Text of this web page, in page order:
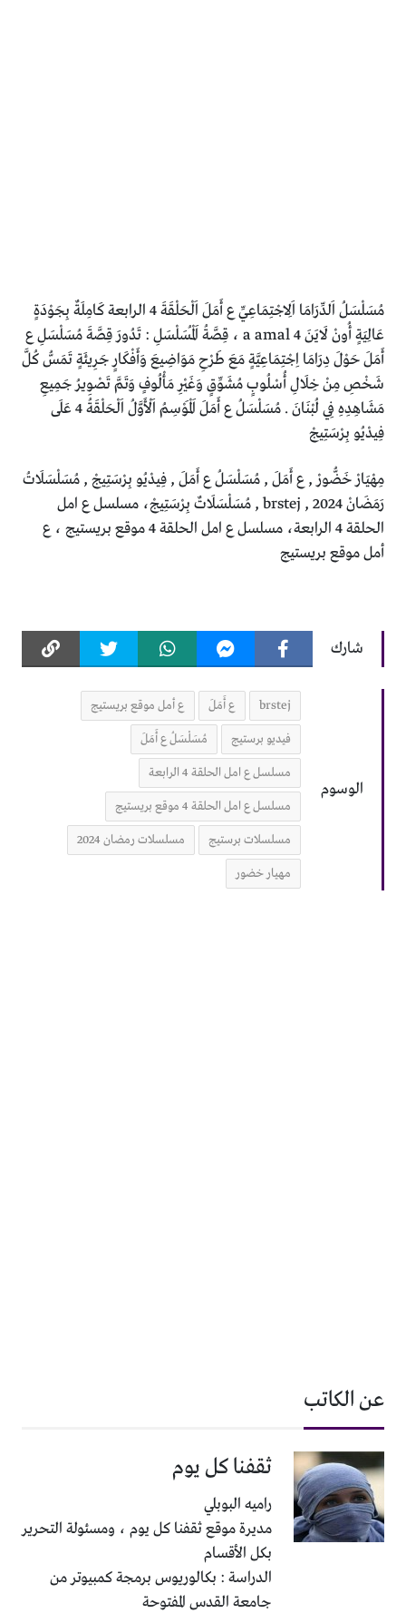
مُسَلْسَلُ اَلدِّرَامَا اَلِاجْتِمَاعِيِّ ع أَمَلَ اَلْحَلْقَةَ 4 الرابعة كَامِلَةٌ بِجَوْدَةٍ
عَالِيَةٍ أُونْ لَايَنَ 4 a amal ، قِصَّةُ اَلْمُسَلْسَلِ : تَدُورَ قِصَّةَ مُسَلْسَلِ ع
أَمَلَ حَوْلَ دِرَامَا اِجْتِمَاعِيَّةٍ مَعَ طَرْحِ مَوَاضِيعَ وَأَفْكَارٍ جَرِيئَةٍ تَمَسُّ كُلَّ
شَخْصِ مِنْ خِلَالِ أُسْلُوبٍ مُشَوِّقٍ وَغَيْرِ مَأْلُوفٍ وَتَمَّ تَصْوِيرُ جَمِيعِ
مَشَاهِدِهِ فِي لُبْنَانَ . مُسَلْسَلُ ع أَمَلَ اَلْمَوْسِمُ اَلْأَوَّلُ اَلْحَلْقَةُ 4 عَلَى
فِيدْيُو بِرْسَتِيجْ
مِهْيَارْ خَضُّورْ , ع أَمَلَ , مُسَلْسَلُ ع أَمَلَ , فِيدْيُو بِرْسَتِيجْ , مُسَلْسَلَاتُ
رَمَضَانْ 2024 , brstej , مُسَلْسَلَاتٌ بِرْسَتِيجْ، مسلسل ع امل
الحلقة 4 الرابعة، مسلسل ع امل الحلقة 4 موقع بريستيج ، ع
أمل موقع بريستيج
شارك
الوسوم
brstej ع أَمَلَ ع أمل موقع بريستيج
فيديو برستيج مُسَلْسَلُ ع أَمَلَ
مسلسل ع امل الحلقة 4 الرابعة
مسلسل ع امل الحلقة 4 موقع بريستيج
مسلسلات برستيج مسلسلات رمضان 2024
مهيار خضور
عن الكاتب
ثقفنا كل يوم
راميه البوبلي
مديرة موقع ثقفنا كل يوم ، ومسئولة التحرير
بكل الأقسام
الدراسة : بكالوريوس برمجة كمبيوتر من
جامعة القدس المفتوحة